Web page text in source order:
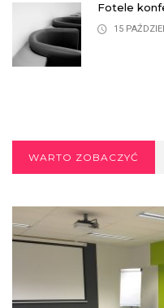
Fotele
15
WARTO ZOBACZYĆ